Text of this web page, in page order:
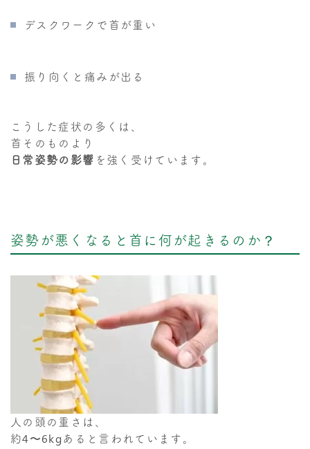
デスクワークで首が重い
振り向くと痛みが出る
こうした症状の多くは、
首そのものより
日常姿勢の影響 を強く受けています。
姿勢が悪くなると首に何が起きるのか？
人の頭の重さは、
約4〜6kgあると言われています。